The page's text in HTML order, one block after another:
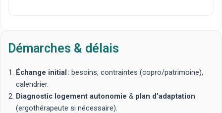
Démarches & délais
Échange initial: besoins, contraintes (copro/patrimoine),
calendrier.
Diagnostic logement autonomie & plan d’adaptation
(ergothérapeute si nécessaire).